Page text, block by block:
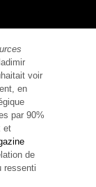
voir
en
par 90%
et
de
ressenti